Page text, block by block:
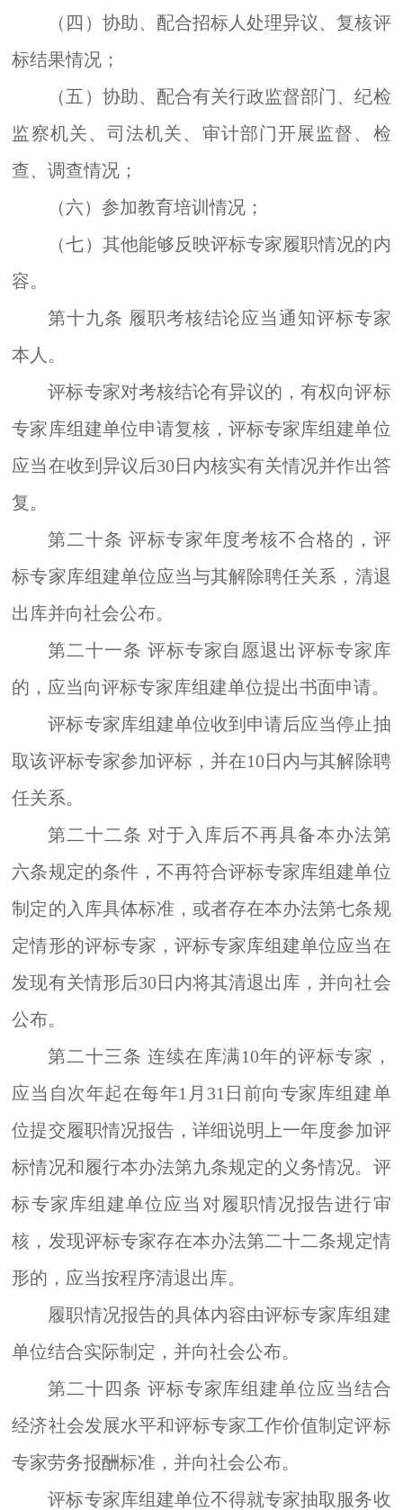
（四）协助、配合招标人处理异议、复核评
标结果情况；
（五）协助、配合有关行政监督部门、纪检
监察机关、司法机关、审计部门开展监督、检
查、调查情况；
（六）参加教育培训情况；
（七）其他能够反映评标专家履职情况的内
容。
第十九条 履职考核结论应当通知评标专家
本人。
评标专家对考核结论有异议的，有权向评标
专家库组建单位申请复核，评标专家库组建单位
应当在收到异议后30日内核实有关情况并作出答
复。
第二十条 评标专家年度考核不合格的，评
标专家库组建单位应当与其解除聘任关系，清退
出库并向社会公布。
第二十一条 评标专家自愿退出评标专家库
的，应当向评标专家库组建单位提出书面申请。
评标专家库组建单位收到申请后应当停止抽
取该评标专家参加评标，并在10日内与其解除聘
任关系。
第二十二条 对于入库后不再具备本办法第
六条规定的条件，不再符合评标专家库组建单位
制定的入库具体标准，或者存在本办法第七条规
定情形的评标专家，评标专家库组建单位应当在
发现有关情形后30日内将其清退出库，并向社会
公布。
第二十三条 连续在库满10年的评标专家，
应当 自次年起在每年1 月 31 日前向专家库组建单
位提交履职情况报告，详细说明上一年度参加评
标情况和履行本办法第九条规定的义务情况。评
标专家库组建单位应当对履职情况报告进行审
核，发现评标专家存在本办法第二十二条规定情
形的，应当按程序清退出库。
履职情况报告的具体内容由评标专家库组建
单位结合实际制定，并向社会公布。
第二十四条 评标专家库组建单位应当结合
经济社会发展水平和评标专家工作价值制定评标
专家劳务报酬标准，并向社会公布。
评标专家库组建单位不得就专家抽取服务收